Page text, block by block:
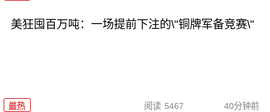
美狂囤百万吨：一场提前下注的\"铜牌军备竞赛\"
最热 阅读 5467 40分钟前